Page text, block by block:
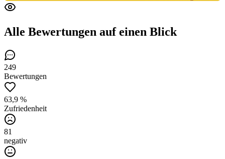
Alle Bewertungen auf einen Blick
249
Bewertungen
63,9 %
Zufriedenheit
81
negativ